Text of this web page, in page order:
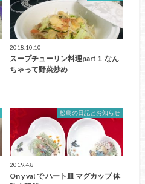
2018.10.10
スープチューリン料理part１ なん
ちゃって野菜炒め
松島の日記とお知らせ
2019.4.8
On y va! で ハート皿 マグカップ 体